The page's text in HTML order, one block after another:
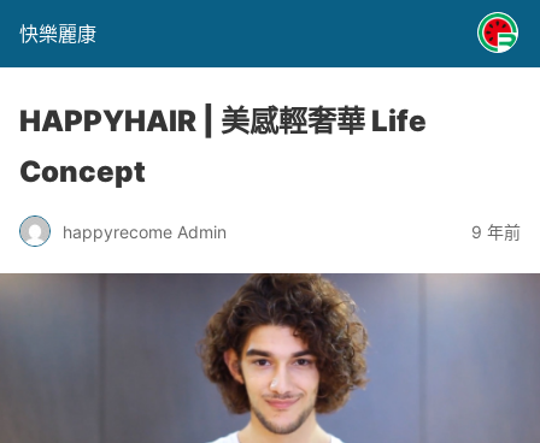
快樂麗康
HAPPYHAIR | 美感輕奢華 Life
Concept
happyrecome Admin 9 年前